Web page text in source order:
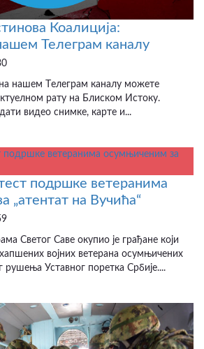
Коалиција:
Телеграм каналу
нашем Tелеграм каналу можете
рату на Блиском Истоку.
видео снимке, карте и...
подршке ветеранима
„атентат на Вучића“
Светог Саве окупио је грађане који
војних ветерана осумњичених
рушења Уставног поретка Србије....